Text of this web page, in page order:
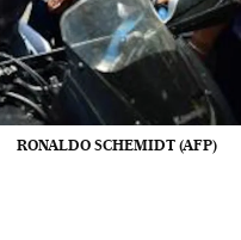
RONALDO SCHEMIDT (AFP)